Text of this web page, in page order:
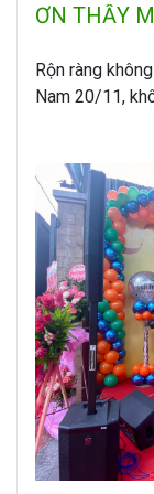
ƠN THẦY
Rộn ràng
Nam 20/11,